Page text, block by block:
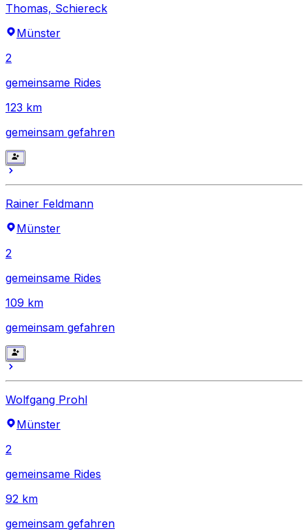
Thomas, Schiereck
Münster
2
gemeinsame Rides
123 km
gemeinsam gefahren
Rainer Feldmann
Münster
2
gemeinsame Rides
109 km
gemeinsam gefahren
Wolfgang Prohl
Münster
2
gemeinsame Rides
92 km
gemeinsam gefahren